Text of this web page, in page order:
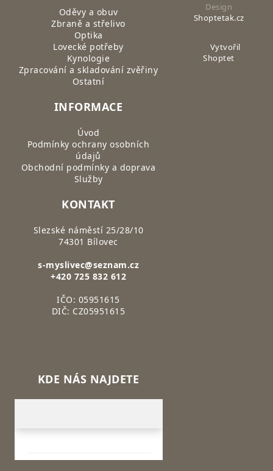
Oděvy a obuv
Zbraně a střelivo
Optika
Lovecké potřeby
Kynologie
Zpracování a skladování zvěřiny
Ostatní
INFORMACE
Úvod
Podmínky ochrany osobních
údajů
Obchodní podmínky a doprava
Služby
KONTAKT
Slezské náměstí 25/28/10
74301 Bílovec
s-myslivec@seznam.cz
+420 725 832 612
IČO: 05951615
DIČ: CZ05951615
KDE NÁS NAJDETE
Design
Shoptetak.cz
Vytvořil
Shoptet